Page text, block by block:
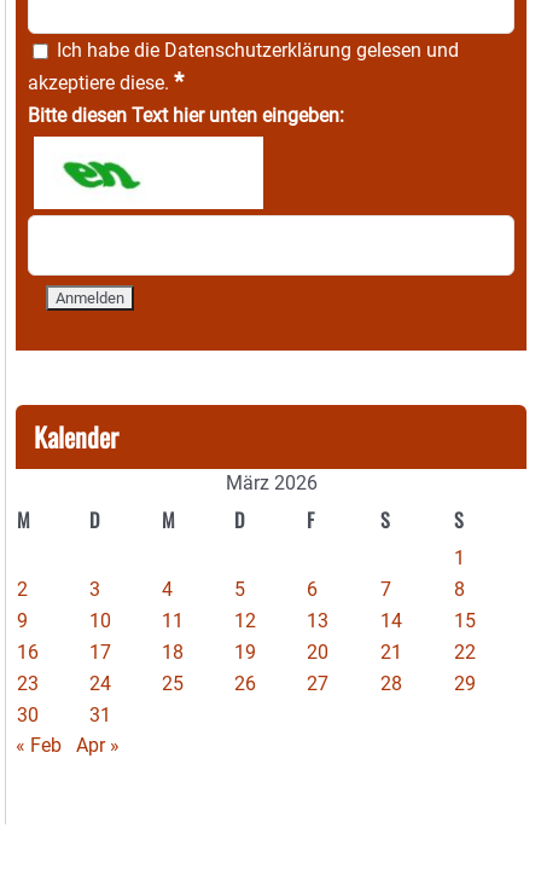
Ich habe die Datenschutzerklärung gelesen und
akzeptiere diese. *
Bitte diesen Text hier unten eingeben:
Kalender
März 2026
M D M D F S S
1
2
3 4 5 6 7
8
9
10 11 12 13 14
15
16
17 18 19 20 21
22
23
24 25 26 27 28
29
30
31
« Feb
Apr »